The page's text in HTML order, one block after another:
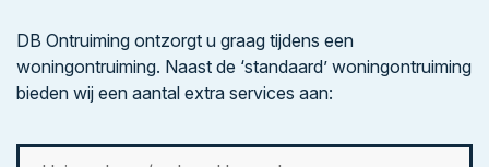
DB Ontruiming ontzorgt u graag tijdens een
woningontruiming. Naast de ‘standaard’ woningontruiming
bieden wij een aantal extra services aan: